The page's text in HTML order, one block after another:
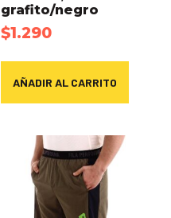
grafito/negro
$1.290
AÑADIR AL CARRITO